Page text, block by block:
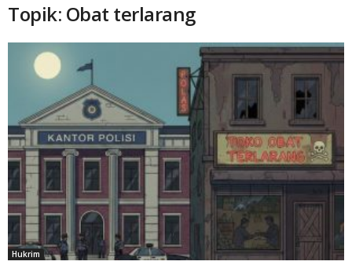
Topik: Obat terlarang
Hukrim